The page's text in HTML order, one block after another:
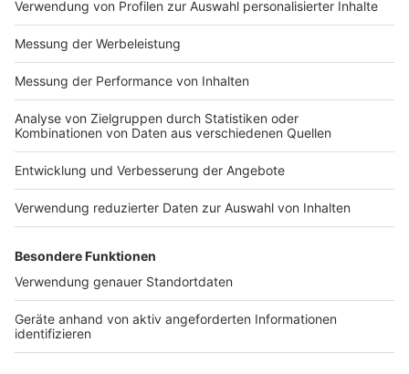
Impressum
Nutzungsbedingungen
Jobs
Presse
Archiv
Kontakt
Studio-Hotline
Werbung
ROCK ANTENNE
Region wechseln